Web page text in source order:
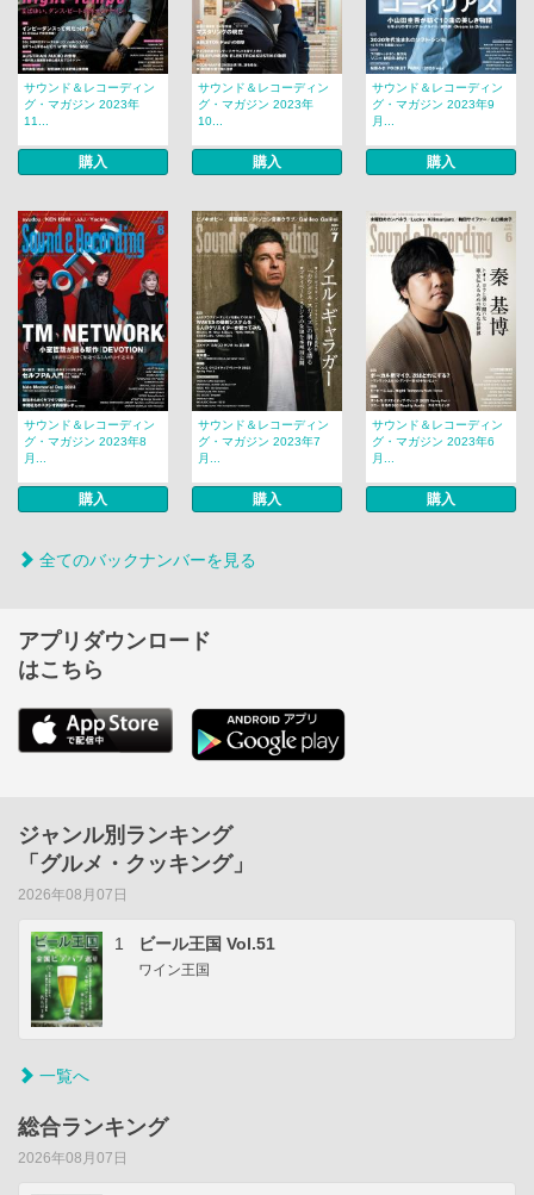
サウンド＆レコーディン
グ・マガジン 2023年
11...
購入
サウンド＆レコーディン
グ・マガジン 2023年
10...
購入
サウンド＆レコーディン
グ・マガジン 2023年9
月...
購入
サウンド＆レコーディン
グ・マガジン 2023年8
月...
購入
サウンド＆レコーディン
グ・マガジン 2023年7
月...
購入
サウンド＆レコーディン
グ・マガジン 2023年6
月...
購入
全てのバックナンバーを見る
アプリダウンロード
はこちら
ジャンル別ランキング
「グルメ・クッキング」
2026年08月07日
1 ビール王国 Vol.51
ワイン王国
一覧へ
総合ランキング
2026年08月07日